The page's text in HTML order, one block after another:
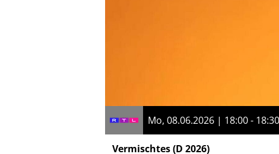
Mo, 08.06.2026 | 18:00 - 18:30
Vermischtes(D 2026)